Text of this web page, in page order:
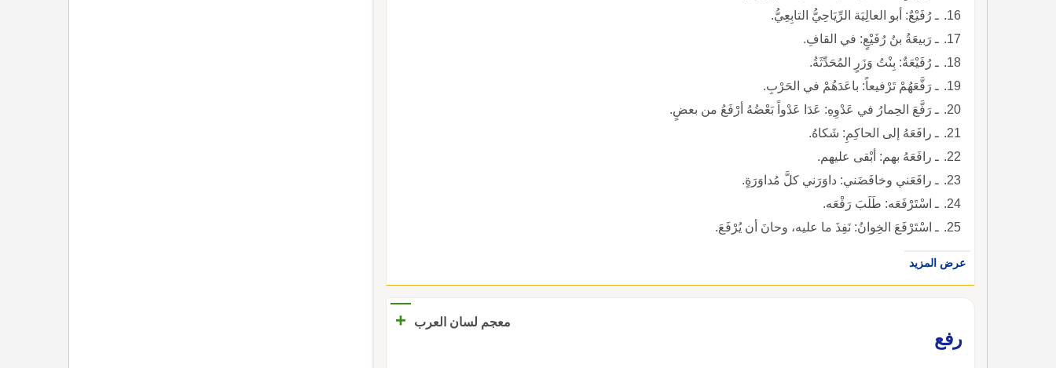
ـ رُفَيْعٌ: أبو العالِيَة الرِّيَاحِيُّ التابِعِيُّ.
ـ رَبيعَةُ بنُ رُفَيْعٍ: في القافِ.
ـ رُفَيْعَةٌ: بِنْتُ وَزَرٍ المُحَدِّثَةُ.
ـ رَفَّعَهُمْ تَرْفيعاً: باعَدَهُمْ في الحَرْبِ.
ـ رَفَّعَ الحِمارُ في عَدْوِهِ: عَدَا عَدْواً بَعْضُهُ أرْفَعُ من بعضٍ.
ـ رافَعَهُ إلى الحاكِمِ: شَكاهُ.
ـ رافَعَهُ بهم: أبْقى عليهم.
ـ رافَعَني وخافَضَني: داوَرَني كلَّ مُداوَرَةٍ.
ـ اسْتَرْفَعَه: طَلَبَ رَفْعَه.
ـ اسْتَرْفَعَ الخِوانُ: نَفِذَ ما عليه، وحانَ أن يُرْفَعَ.
عرض المزيد
معجم لسان العرب
+
رفع